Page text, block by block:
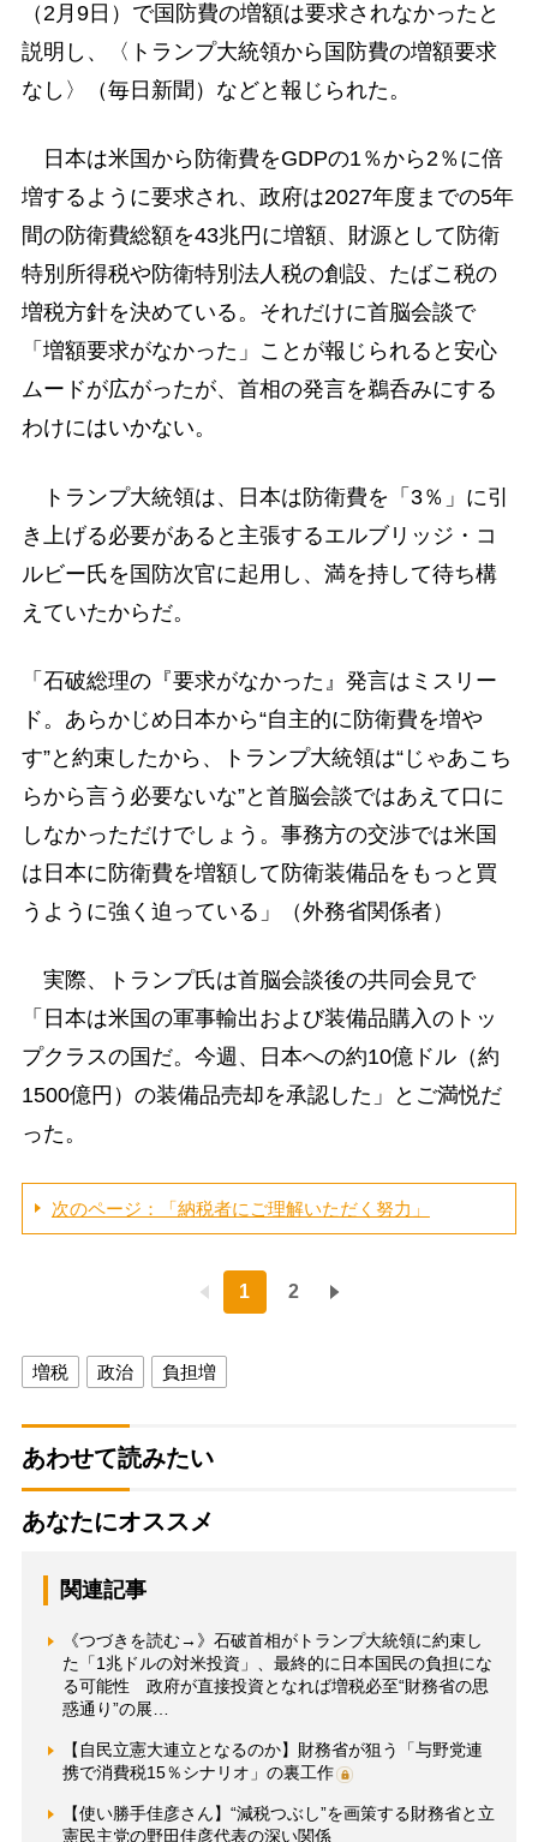
（2月9日）で国防費の増額は要求されなかったと
説明し、〈トランプ大統領から国防費の増額要求
なし〉（毎日新聞）などと報じられた。
日本は米国から防衛費をGDPの1％から2％に倍
増するように要求され、政府は2027年度までの5年
間の防衛費総額を43兆円に増額、財源として防衛
特別所得税や防衛特別法人税の創設、たばこ税の
増税方針を決めている。それだけに首脳会談で
「増額要求がなかった」ことが報じられると安心
ムードが広がったが、首相の発言を鵜呑みにする
わけにはいかない。
トランプ大統領は、日本は防衛費を「3％」に引
き上げる必要があると主張するエルブリッジ・コ
ルビー氏を国防次官に起用し、満を持して待ち構
えていたからだ。
「石破総理の『要求がなかった』発言はミスリー
ド。あらかじめ日本から“自主的に防衛費を増や
す”と約束したから、トランプ大統領は“じゃあこち
らから言う必要ないな”と首脳会談ではあえて口に
しなかっただけでしょう。事務方の交渉では米国
は日本に防衛費を増額して防衛装備品をもっと買
うように強く迫っている」（外務省関係者）
実際、トランプ氏は首脳会談後の共同会見で
「日本は米国の軍事輸出および装備品購入のトッ
プクラスの国だ。今週、日本への約10億ドル（約
1500億円）の装備品売却を承認した」とご満悦だ
った。
次のページ：「納税者にご理解いただく努力」
1 2
増税 政治 負担増
あわせて読みたい
あなたにオススメ
関連記事
《つづきを読む→》石破首相がトランプ大統領に約束し
た「1兆ドルの対米投資」、最終的に日本国民の負担にな
る可能性 政府が直接投資となれば増税必至“財務省の思
惑通り”の展…
【自民立憲大連立となるのか】財務省が狙う「与野党連
携で消費税15％シナリオ」の裏工作
【使い勝手佳彦さん】“減税つぶし”を画策する財務省と立
憲民主党の野田佳彦代表の深い関係